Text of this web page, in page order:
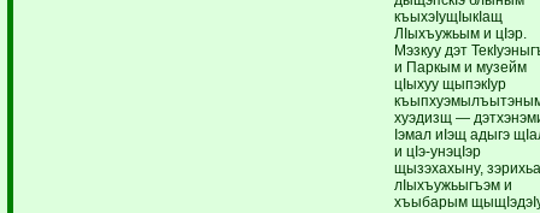
къыхэIущIыкIащ
ЛIыхъужьым и цIэр.
Мэзкуу дэт
и Паркым и музейм
цIыхуу щыпэкIур
хуэдизщ —
Iэмал иIэщ адыгэ
и цIэ-унэцIэр
щызэхахыну,
лIыхъужьыгъэм и
хъыбарым